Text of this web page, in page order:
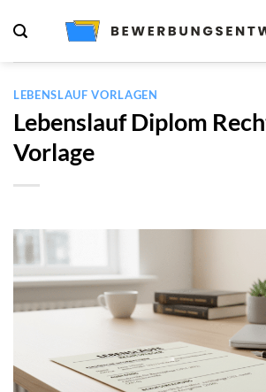
Inhalt
springen
LEBENSLAUF VORLAGEN
Lebenslauf Diplom
Vorlage